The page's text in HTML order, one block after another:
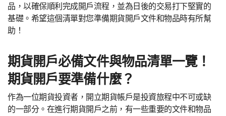
品，以確保順利完成開戶流程，並為日後的交易打下堅實的
基礎。希望這個清單對您準備期貨開戶文件和物品時有所幫
助！
期貨開戶必備文件與物品清單一覽！
期貨開戶要準備什麼？
作為一位期貨投資者，開立期貨帳戶是投資旅程中不可或缺
的一部分。在進行期貨開戶之前，有一些重要的文件和物品